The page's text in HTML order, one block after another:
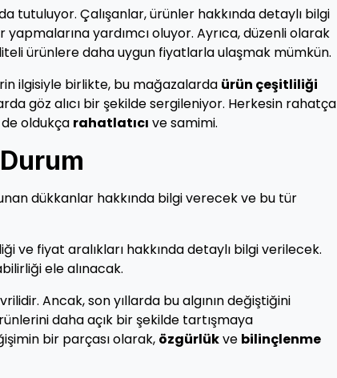
tutuluyor. Çalışanlar, ürünler hakkında detaylı bilgi
yardımcı oluyor. Ayrıca, düzenli olarak
ürünlere daha uygun fiyatlarla ulaşmak mümkün.
ilgisiyle birlikte, bu mağazalarda ürün çeşitliliği
göz alıcı bir şekilde sergileniyor. Herkesin rahatça
oldukça rahatlatıcı ve samimi.
dükkanlar hakkında bilgi verecek ve bu tür
ve fiyat aralıkları hakkında detaylı bilgi verilecek.
ele alınacak.
Ancak, son yıllarda bu algının değiştiğini
daha açık bir şekilde tartışmaya
bir parçası olarak, özgürlükve bilinçlenme